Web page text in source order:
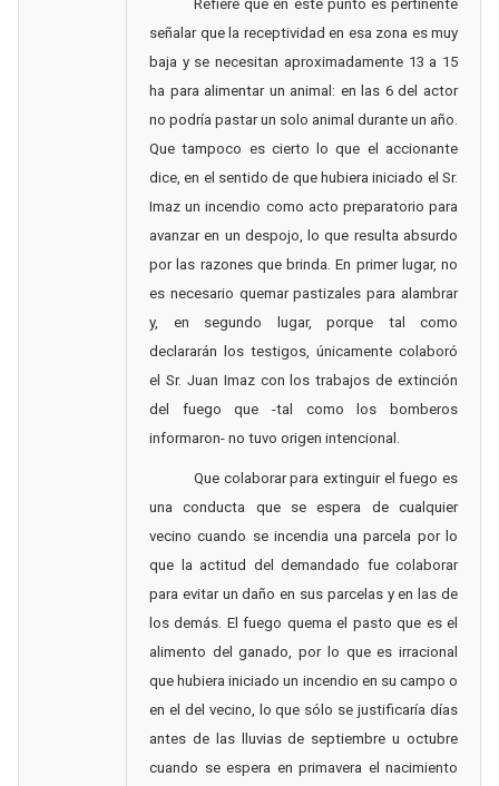
Refiere que en este punto es pertinente
señalar que la receptividad en esa zona es muy
baja y se necesitan aproximadamente 13 a 15
ha para alimentar un animal: en las 6 del actor
no podría pastar un solo animal durante un año.
Que tampoco es cierto lo que el accionante
dice, en el sentido de que hubiera iniciado el Sr.
Imaz un incendio como acto preparatorio para
avanzar en un despojo, lo que resulta absurdo
por las razones que brinda. En primer lugar, no
es necesario quemar pastizales para alambrar
y, en segundo lugar, porque tal como
declararán los testigos, únicamente colaboró
el Sr. Juan Imaz con los trabajos de extinción
del fuego que -tal como los bomberos
informaron- no tuvo origen intencional.
Que colaborar para extinguir el fuego es
una conducta que se espera de cualquier
vecino cuando se incendia una parcela por lo
que la actitud del demandado fue colaborar
para evitar un daño en sus parcelas y en las de
los demás. El fuego quema el pasto que es el
alimento del ganado, por lo que es irracional
que hubiera iniciado un incendio en su campo o
en el del vecino, lo que sólo se justificaría días
antes de las lluvias de septiembre u octubre
cuando se espera en primavera el nacimiento